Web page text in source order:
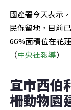
國產署今天表示
民保留地，目前
66%面積位在花
（中央社報導）
宜市西伯
柵動物園